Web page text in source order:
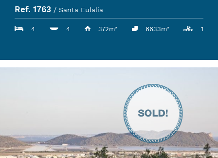
Ref. 1763 / Santa Eulalia
4 4 372m² 6633m² 1